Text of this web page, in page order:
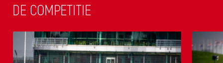
DE COMPETITIE